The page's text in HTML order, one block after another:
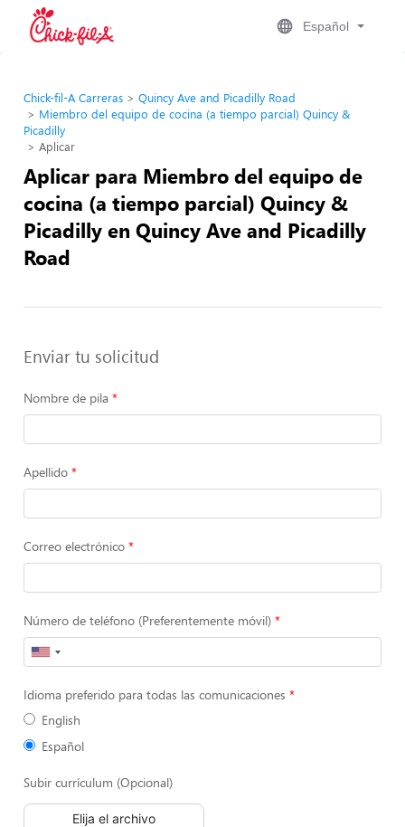
Español
Chick-fil-A Carreras
Quincy Ave and Picadilly Road
Miembro del equipo de cocina (a tiempo parcial) Quincy &
Picadilly
Aplicar
Aplicar para Miembro del equipo de
cocina (a tiempo parcial) Quincy &
Picadilly en Quincy Ave and Picadilly
Road
Enviar tu solicitud
Nombre de pila
Apellido
Correo electrónico
Número de teléfono (Preferentemente móvil)
Idioma preferido para todas las comunicaciones
English
Español
Subir currículum (Opcional)
Elija el archivo